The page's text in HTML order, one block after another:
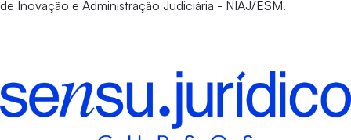
de Inovação e Administração Judiciária - NIAJ/ESM.